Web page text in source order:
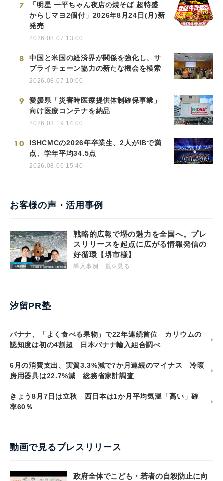
7
「明星 一平ちゃん夜店の焼そば 超特盛
からしマヨ2個付」2026年8月24日(月)新
発売
2026.08.07 13:00
8
中国と米国の経済界が関係を強化し、サ
プライチェーン協力の新たな機会を模索
2026.08.07 10:00
9
愛媛県「災害時医療提供体制確保事業」
向け医療コンテナを納品
2026.03.19 14:00
10
ISHCMCの2026年卒業生、2人がIBで満
点、学年平均34.5点
2026.08.06 15:40
お客様の声・活用事例
戦略的広報で堺の魅力を全国へ。プレ
スリリースを起点に広がる情報発信の
好循環【堺市様】
導入事例一覧を見る
汐留PR塾
バナナ、「よく食べる果物」で22年連続首位 カリウムの
認知度は初の4割超 日本バナナ輸入組合調べ
6月の消費支出、実質3.3%減で7か月連続のマイナス 冷暖
房用器具は22.7%減 総務省家計調査
きょう8月7日は立秋 西日本は1か月平均気温「高い」確
率60％
動画で見るプレスリリース
政府全体でこども・若者の自殺防止に向